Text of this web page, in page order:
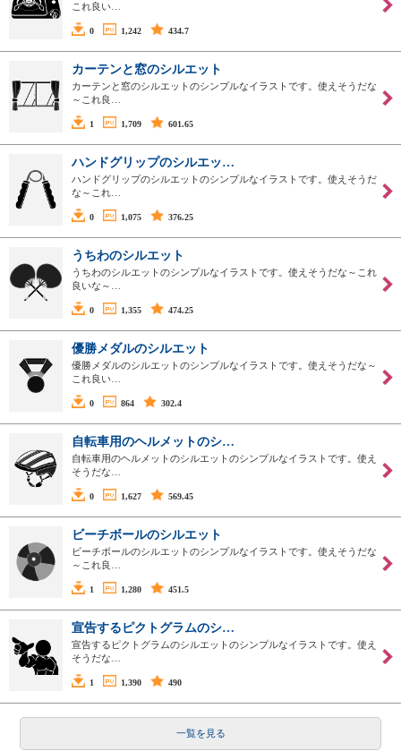
これ良い…
0 1,242 434.7
カーテンと窓のシルエット
カーテンと窓のシルエットのシンプルなイラストです。使えそうだな
～これ良…
1 1,709 601.65
ハンドグリップのシルエッ…
ハンドグリップのシルエットのシンプルなイラストです。使えそうだ
な～これ…
0 1,075 376.25
うちわのシルエット
うちわのシルエットのシンプルなイラストです。使えそうだな～これ
良いな～…
0 1,355 474.25
優勝メダルのシルエット
優勝メダルのシルエットのシンプルなイラストです。使えそうだな～
これ良い…
0 864 302.4
自転車用のヘルメットのシ…
自転車用のヘルメットのシルエットのシンプルなイラストです。使え
そうだな…
0 1,627 569.45
ビーチボールのシルエット
ビーチボールのシルエットのシンプルなイラストです。使えそうだな
～これ良…
1 1,280 451.5
宣告するピクトグラムのシ…
宣告するピクトグラムのシルエットのシンプルなイラストです。使え
そうだな…
1 1,390 490
一覧を見る